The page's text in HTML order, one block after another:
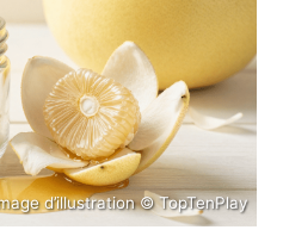
d’illustration © TopTenPlay